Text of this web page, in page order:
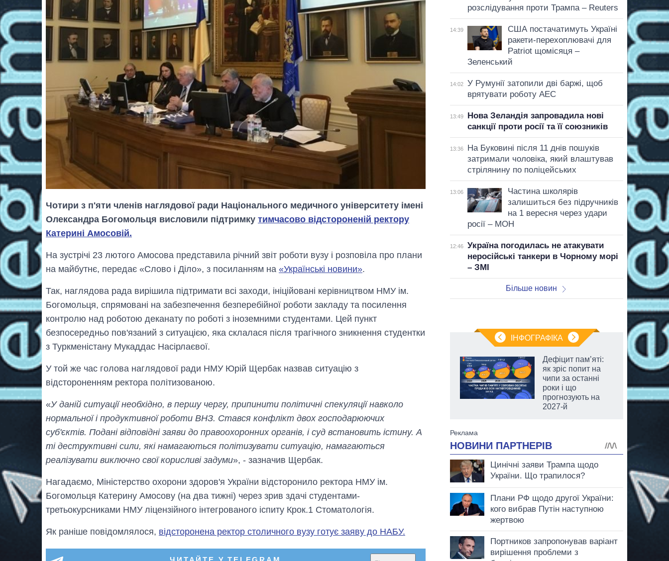
Чотири з п'яти членів наглядової ради Національного медичного університету імені
Олександра Богомольця висловили підтримку тимчасово відстороненій ректору
Катерині Амосовій.
На зустрічі 23 лютого Амосова представила річний звіт роботи вузу і розповіла про плани
на майбутнє, передає «Слово і Діло», з посиланням на «Українські новини».
Так, наглядова рада вирішила підтримати всі заходи, ініційовані керівництвом НМУ ім.
Богомольця, спрямовані на забезпечення безперебійної роботи закладу та посилення
контролю над роботою деканату по роботі з іноземними студентами. Цей пункт
безпосередньо пов'язаний з ситуацією, яка склалася після трагічного зникнення студентки
з Туркменістану Мукаддас Насірлаєвої.
У той же час голова наглядової ради НМУ Юрій Щербак назвав ситуацію з
відстороненням ректора політизованою.
«У даній ситуації необхідно, в першу чергу, припинити політичні спекуляції навколо
нормальної і продуктивної роботи ВНЗ. Стався конфлікт двох господарюючих
суб'єктів. Подані відповідні заяви до правоохоронних органів, і суд встановить істину. А
ті деструктивні сили, які намагаються політизувати ситуацію, намагаються
реалізувати виключно свої корисливі задуми», - зазначив Щербак.
Нагадаємо, Міністерство охорони здоров'я України відсторонило ректора НМУ ім.
Богомольця Катерину Амосову (на два тижні) через зрив здачі студентами-
третьокурсниками НМУ ліцензійного інтегрованого іспиту Крок.1 Стоматологія.
Як раніше повідомлялося, відсторонена ректор столичного вузу готує заяву до НАБУ.
розслідування проти Трампа – Reuters
14:39
США постачатимуть Україні
ракети-перехоплювачі для
Patriot щомісяця –
Зеленський
14:02
У Румунії затопили дві баржі, щоб
врятувати роботу АЕС
13:49
Нова Зеландія запровадила нові
санкції проти росії та її союзників
13:36
На Буковині після 11 днів пошуків
затримали чоловіка, який влаштував
стрілянину по поліцейських
13:06
Частина школярів
залишиться без підручників
на 1 вересня через удари
росії – МОН
12:46
Україна погодилась не атакувати
неросійські танкери в Чорному морі
– ЗМІ
Більше новин
ІНФОГРАФІКА
Дефіцит пам’яті:
як зріс попит на
чипи за останні
роки і що
прогнозують на
2027-й